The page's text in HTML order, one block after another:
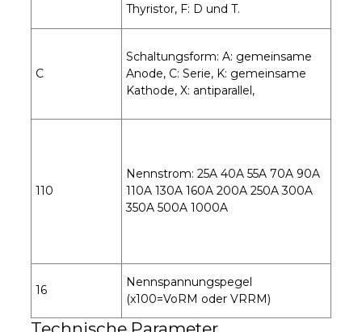
Thyristor, F: D und T.
C
Schaltungsform: A: gemeinsame
Anode, C: Serie, K: gemeinsame
Kathode, X: antiparallel,
110
Nennstrom: 25A 40A 55A 70A 90A
110A 130A 160A 200A 250A 300A
350A 500A 1000A
16
Nennspannungspegel
(x100=VoRM oder VRRM)